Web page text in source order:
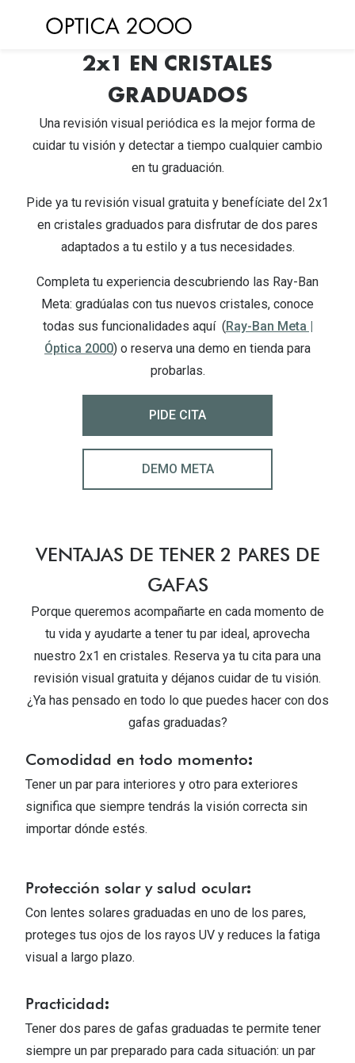
contenido
Ver todas las gafas de sol
Gafas de Sol Hombre
Gafas de Sol Mujer
Destacados
Gafas de Sol Deportivas
Ray Ban Polarizadas
Gafas de Sol Mas Nuevas
Gafas de Sol Mas Vendidas
Versace
Arnette
Vogue
Persol
Formas y Colores
Gafas de Sol Cuadradas
Gafas de Sol Ojo de Gato - Cat Eye
Gafas de Sol Redondas
Gafas de Sol Ovaladas
Gafas de Sol Transparentes
Gafas de Sol Rojas
Lentillas
Lentillas
Lentillas
Lágrimas
Dailies
2x1 EN CRISTALES
GRADUADOS
Una revisión visual periódica es la mejor forma de
cuidar tu visión y detectar a tiempo cualquier cambio
en tu graduación.
Pide ya tu revisión visual gratuita y benefíciate del 2x1
en cristales graduados para disfrutar de dos pares
adaptados a tu estiloy a tus necesidades.
Completa tu experiencia descubriendo las Ray-Ban
Meta: gradúalas con tus nuevos cristales, conoce
todas sus funcionalidades aquí (Ray-Ban Meta |
Óptica 2000) o reserva una demo en tienda para
probarlas.
PIDE CITA
DEMO META
VENTAJAS DE TENER 2 PARES DE
GAFAS
Porque queremos acompañarte en cada momento de
tu vida y ayudarte a tener tu par ideal, aprovecha
nuestro 2x1 en cristales. Reserva ya tu cita para una
revisión visual gratuita y déjanos cuidar de tu visión.
¿Ya has pensado en todo lo que puedes hacer con dos
gafas graduadas?
Comodidad en todo momento:
Tener un par para interiores y otro para exteriores
significa que siempre tendrás la visión correcta sin
importar dónde estés.
Protección solar y salud ocular:
Con lentes solares graduadas en uno de los pares,
proteges tus ojos de los rayos UV y reduces la fatiga
visual a largo plazo.
Practicidad:
Tener dos pares de gafas graduadas te permite tener
siempre un par preparado para cada situación: un par